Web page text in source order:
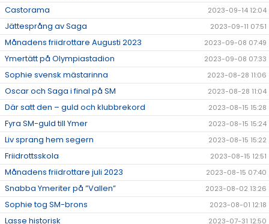
Castorama 2023-09-14 12:04
Jättesprång av Saga 2023-09-11 07:51
Månadens friidrottare Augusti 2023 2023-09-08 07:49
Ymertätt på Olympiastadion 2023-09-08 07:33
Sophie svensk mästarinna 2023-08-28 11:06
Oscar och Saga i final på SM 2023-08-28 11:04
Där satt den – guld och klubbrekord 2023-08-15 15:28
Fyra SM-guld till Ymer 2023-08-15 15:24
Liv sprang hem segern 2023-08-15 15:22
Friidrottsskola 2023-08-15 12:51
Månadens friidrottare juli 2023 2023-08-15 07:40
Snabba Ymeriter på ”Vallen” 2023-08-02 13:26
Sophie tog SM-brons 2023-08-01 12:18
Lasse historisk 2023-07-31 12:50